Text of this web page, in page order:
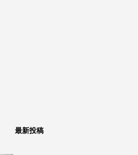
最新投稿